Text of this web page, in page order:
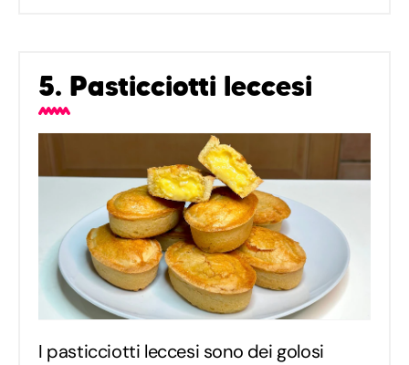
5. Pasticciotti leccesi
I pasticciotti leccesi sono dei golosi